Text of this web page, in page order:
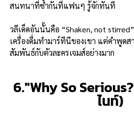
สนทนาที่ซ้ำกันที่แฟนๆ รู้จักทันที
วลีเด็ดอันนั้นคือ “Shaken, not
เครื่องดื่มทำมาร์ทีนีของเขา แต่คำพูด
สัมพันธ์กับตัวละครเจมส์อย่างมาก
6."Why So
ไนท์)